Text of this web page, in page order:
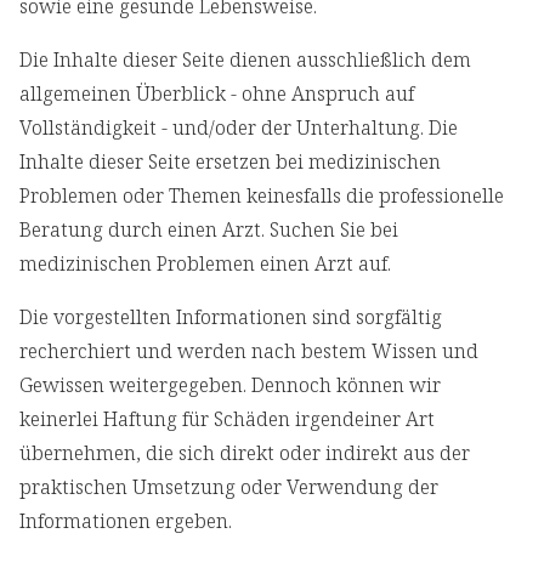
sowie eine gesunde Lebensweise.
Die Inhalte dieser Seite dienen ausschließlich dem
allgemeinen Überblick - ohne Anspruch auf
Vollständigkeit - und/oder der Unterhaltung. Die
Inhalte dieser Seite ersetzen bei medizinischen
Problemen oder Themen keinesfalls die professionelle
Beratung durch einen Arzt. Suchen Sie bei
medizinischen Problemen einen Arzt auf.
Die vorgestellten Informationen sind sorgfältig
recherchiert und werden nach bestem Wissen und
Gewissen weitergegeben. Dennoch können wir
keinerlei Haftung für Schäden irgendeiner Art
übernehmen, die sich direkt oder indirekt aus der
praktischen Umsetzung oder Verwendung der
Informationen ergeben.